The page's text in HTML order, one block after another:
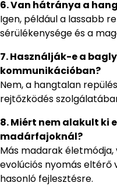
6. Van hátránya a
Igen, például a lassabb
sérülékenysége és a
7. Használják-e a
kommunikációban?
Nem, a hangtalan
rejtőzködés
8. Miért nem alakult ki
madárfajoknál?
Más madarak
evolúciós nyomás eltérő
hasonló fejlesztésre.